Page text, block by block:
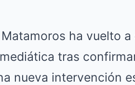
ha vuelto
tras
nueva intervención